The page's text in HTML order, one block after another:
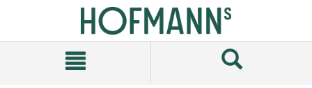
Navigationsmenü